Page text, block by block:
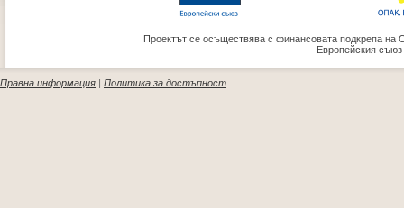
Проектът се осъществява с финансовата подкрепа на
Европейския
Правна информация Политика за достъпност